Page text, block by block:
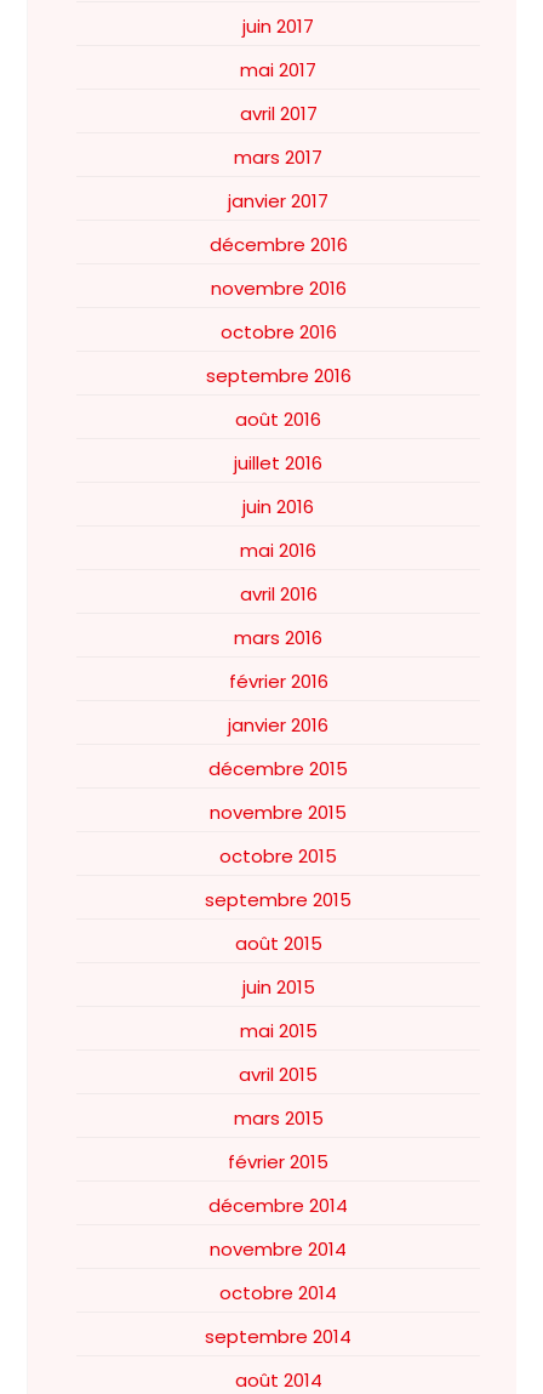
juin 2017
mai 2017
avril 2017
mars 2017
janvier 2017
décembre 2016
novembre 2016
octobre 2016
septembre 2016
août 2016
juillet 2016
juin 2016
mai 2016
avril 2016
mars 2016
février 2016
janvier 2016
décembre 2015
novembre 2015
octobre 2015
septembre 2015
août 2015
juin 2015
mai 2015
avril 2015
mars 2015
février 2015
décembre 2014
novembre 2014
octobre 2014
septembre 2014
août 2014